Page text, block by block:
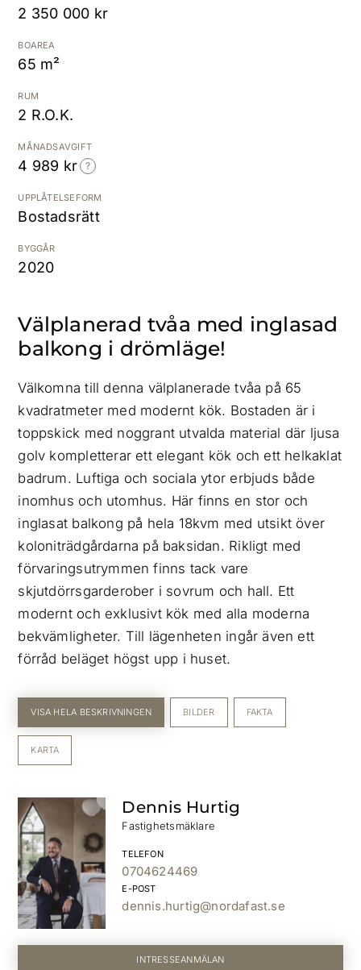
2 350 000 kr
BOAREA
65 m²
RUM
2 R.O.K.
MÅNADSAVGIFT
4 989 kr
UPPLÅTELSEFORM
Bostadsrätt
BYGGÅR
2020
Välplanerad tvåa med inglasad
balkong i drömläge!
Välkomna till denna välplanerade tvåa på 65
kvadratmeter med modernt kök. Bostaden är i
toppskick med noggrant utvalda material där ljusa
golv kompletterar ett elegant kök och ett helkaklat
badrum. Luftiga och sociala ytor erbjuds både
inomhus och utomhus. Här finns en stor och
inglasat balkong på hela 18kvm med utsikt över
koloniträdgårdarna på baksidan. Rikligt med
förvaringsutrymmen finns tack vare
skjutdörrsgarderober i sovrum och hall. Ett
modernt och exklusivt kök med alla moderna
bekvämligheter. Till lägenheten ingår även ett
förråd beläget högst upp i huset.
VISA HELA BESKRIVNINGEN BILDER FAKTA
KARTA
Dennis Hurtig
Fastighetsmäklare
TELEFON
0704624469
E-POST
dennis.hurtig@nordafast.se
INTRESSEANMÄLAN